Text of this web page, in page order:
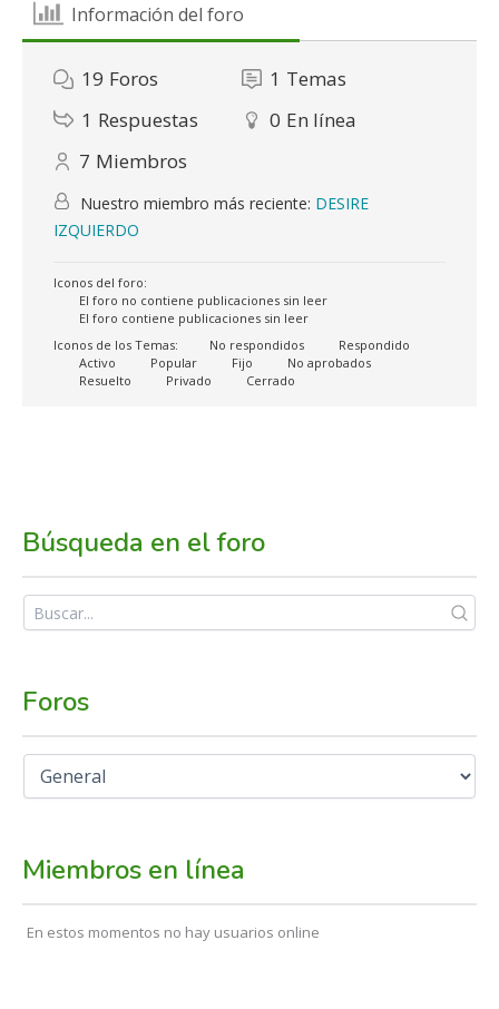
Búsqueda en el foro
Foros
Miembros en línea
En estos momentos no hay usuarios online
Información del foro
19 Foros 1 Temas
1 Respuestas 0 En línea
7 Miembros
Nuestro miembro más reciente: DESIRE
IZQUIERDO
Iconos del foro:
El foro no contiene publicaciones sin leer
El foro contiene publicaciones sin leer
Iconos de los Temas:
No respondidos
Respondido
Activo
Popular Fijo
No aprobados
Resuelto
Privado Cerrado